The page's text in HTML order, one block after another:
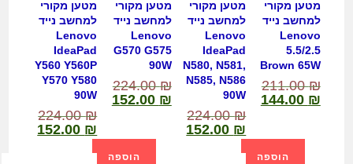
מטען מקורי
למחשב נייד
Lenovo
5.5/2.5
Brown 65W
211.00₪
144.00 ₪
הוספה
מטען מקורי
למחשב נייד
Lenovo
IdeaPad
N580, N581,
N585, N586
90W
224.00₪
152.00 ₪
מטען מקורי
למחשב נייד
Lenovo
G570 G575
90W
224.00₪
152.00 ₪
הוספה
מטען מקורי
למחשב נייד
Lenovo
IdeaPad
Y560 Y560P
Y570 Y580
90W
224.00₪
152.00 ₪